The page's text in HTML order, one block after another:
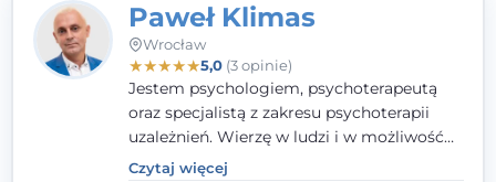
Paweł Klimas
Wrocław
★★★★★5,0(3 opinie)
Jestem psychologiem, psychoterapeutą
oraz specjalistą z zakresu psychoterapii
uzależnień. Wierzę w ludzi i w możliwość
wprowadzenia zmian w ich życiu. Bardzo
Czytaj więcej